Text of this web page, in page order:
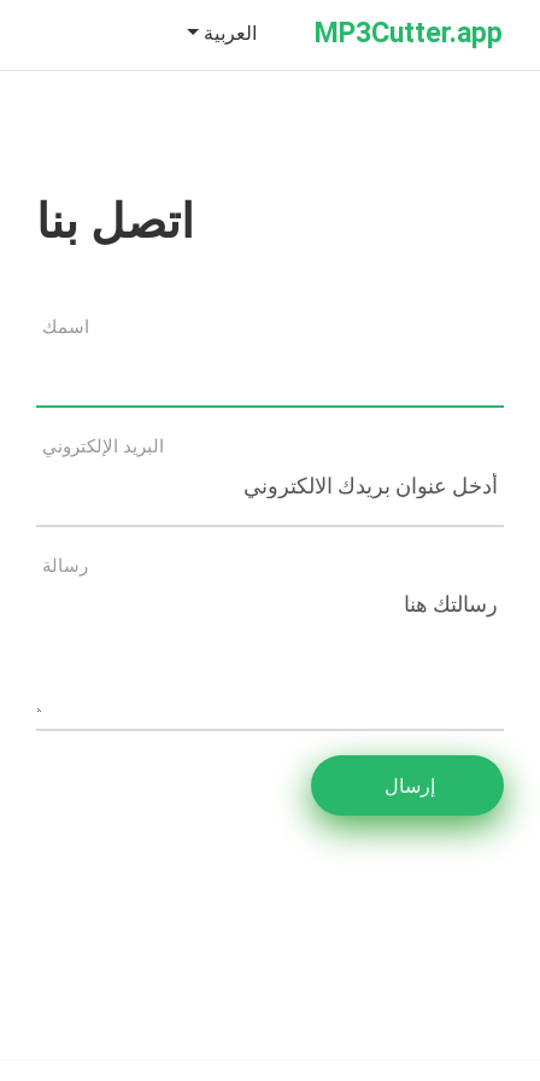
MP3Cutter.app العربية
اتصل بنا
اسمك
البريد الإلكتروني
رسالة
إرسال